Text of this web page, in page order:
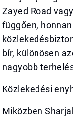
Zayed Road
függően,
bír, különösen
nagyobb
Közlekedési
Miközben